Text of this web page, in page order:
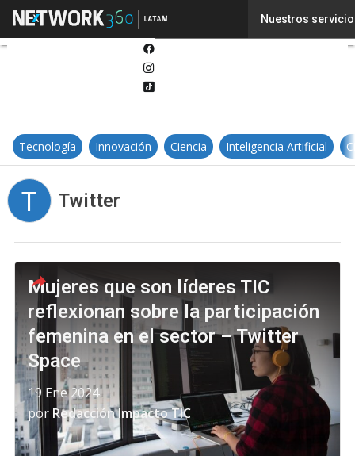
Nuestros
Tecnología Innovación Ciencia Inteligencia Artificial
T Twitter
Mujeres que son líderes TIC
reflexionan sobre la participación
femenina en el sector – Twitter
Space
19 Ene 2024
por Redacción Impacto TIC